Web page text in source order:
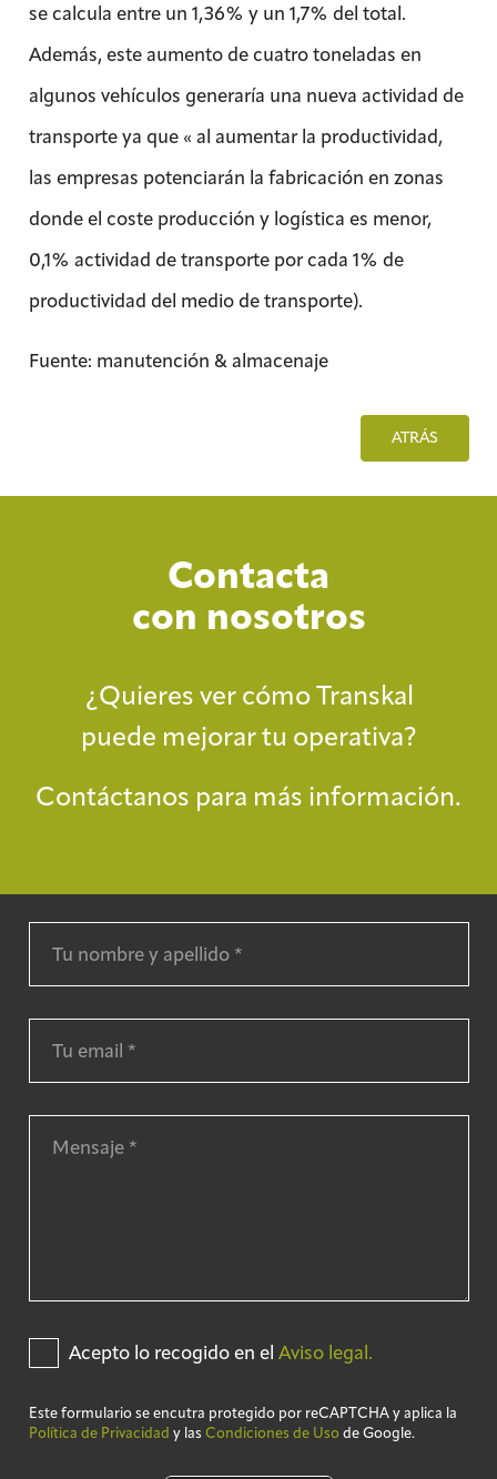
se calcula entre un 1,36% y un 1,7% del total.
Además, este aumento de cuatro toneladas en
algunos vehículos generaría una nueva actividad de
transporte ya que « al aumentar la productividad,
las empresas potenciarán la fabricación en zonas
donde el coste producción y logística es menor,
0,1% actividad de transporte por cada 1% de
productividad del medio de transporte).
Fuente: manutención & almacenaje
ATRÁS
Contacta
con nosotros
¿Quieres ver cómo Transkal
puede mejorar tu operativa?
Contáctanos para más información.
Acepto lo recogido en el Aviso legal.
Este formulario se encutra protegido por reCAPTCHA y aplica la
Política de Privacidad y las Condiciones de Uso de Google.